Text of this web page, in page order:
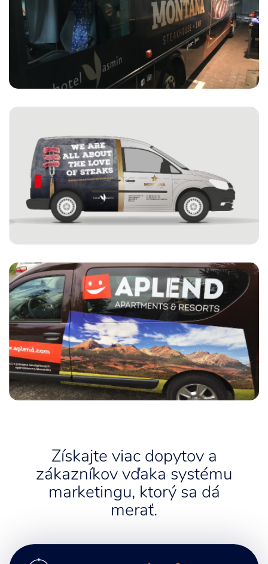
PRE STEAKHOUSE&BAR
MONTANA
POLEP FIREMNÉHO AUTA
STEAKHOUSE&BAR MONTANA
APLEND
POLEP FIREMNÉHO AUTA
APLEND
Získajte viac dopytov a
zákazníkov vďaka systému
marketingu, ktorý sa dá
merať.